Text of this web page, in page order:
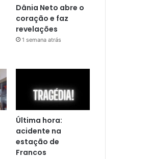
Dânia Neto abre o
coração e faz
revelações
1 semana atrás
Última hora:
acidente na
estação de
Francos